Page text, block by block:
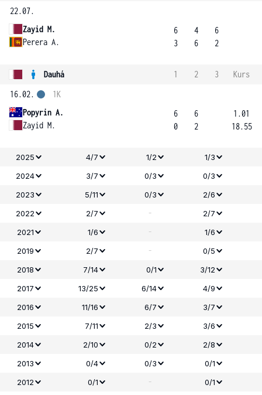
22.07.
Zayid M.
Perera A.
6
3
4
6
6
2
Dauhá 1 2 3
Kurs
16.02.
Popyrin A.
Zayid M.
1K
6
0
6
2
1.01
18.55
2025 4/7 1/2
1/3
2024
3/7 0/3
0/3
2023
5/11 0/3
2/6
2022
2/7 -
2/7
2021
1/6 -
1/6
2019
2/7 -
0/5
2018
7/14 0/1
3/12
2017
13/25 6/14
4/9
2016
11/16 6/7
3/7
2015
7/11 2/3
3/6
2014
2/10 0/2
2/8
2013
0/4 0/3
0/1
2012
0/1 -
0/1